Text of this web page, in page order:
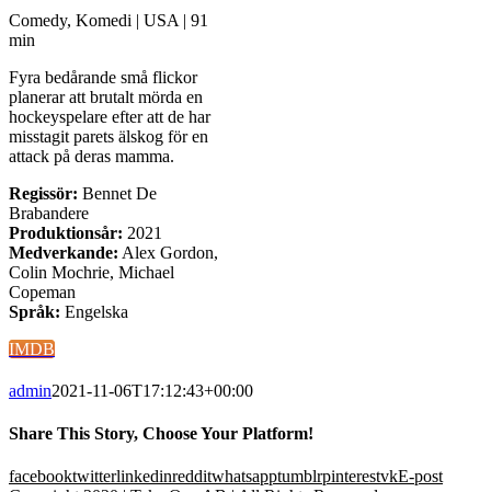
Comedy, Komedi | USA | 91
min
Fyra bedårande små flickor
planerar att brutalt mörda en
hockeyspelare efter att de har
misstagit parets älskog för en
attack på deras mamma.
Regissör: Bennet De
Brabandere
Produktionsår: 2021
Medverkande: Alex Gordon,
Colin Mochrie, Michael
Copeman
Språk: Engelska
IMDB
admin2021-11-06T17:12:43+00:00
Share This Story, Choose Your Platform!
facebooktwitterlinkedinredditwhatsapptumblrpinterestvkE-post